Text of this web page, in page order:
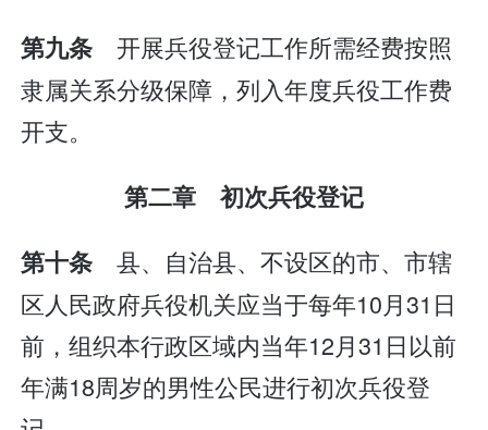
第九条开展兵役登记工作所需经费按照
隶属关系分级保障，列入年度兵役工作费
开支。
第二章 初次兵役登记
第十条县、自治县、不设区的市、市辖
区人民政府兵役机关应当于每年10月31日
前，组织本行政区域内当年12月31日以前
年满18周岁的男性公民进行初次兵役登